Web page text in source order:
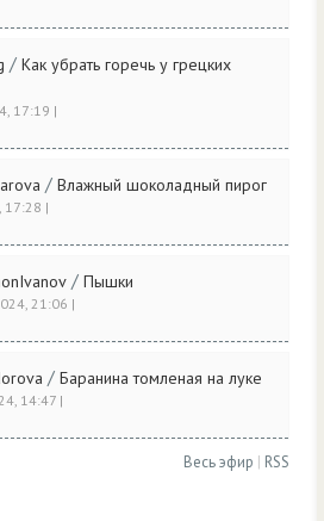
/ Как убрать горечь у грецких
17:19 |
/ Влажный шоколадный пирог
17:28 |
/ Пышки
21:06 |
/ Баранина томленая на луке
14:47 |
Весь эфир | RSS